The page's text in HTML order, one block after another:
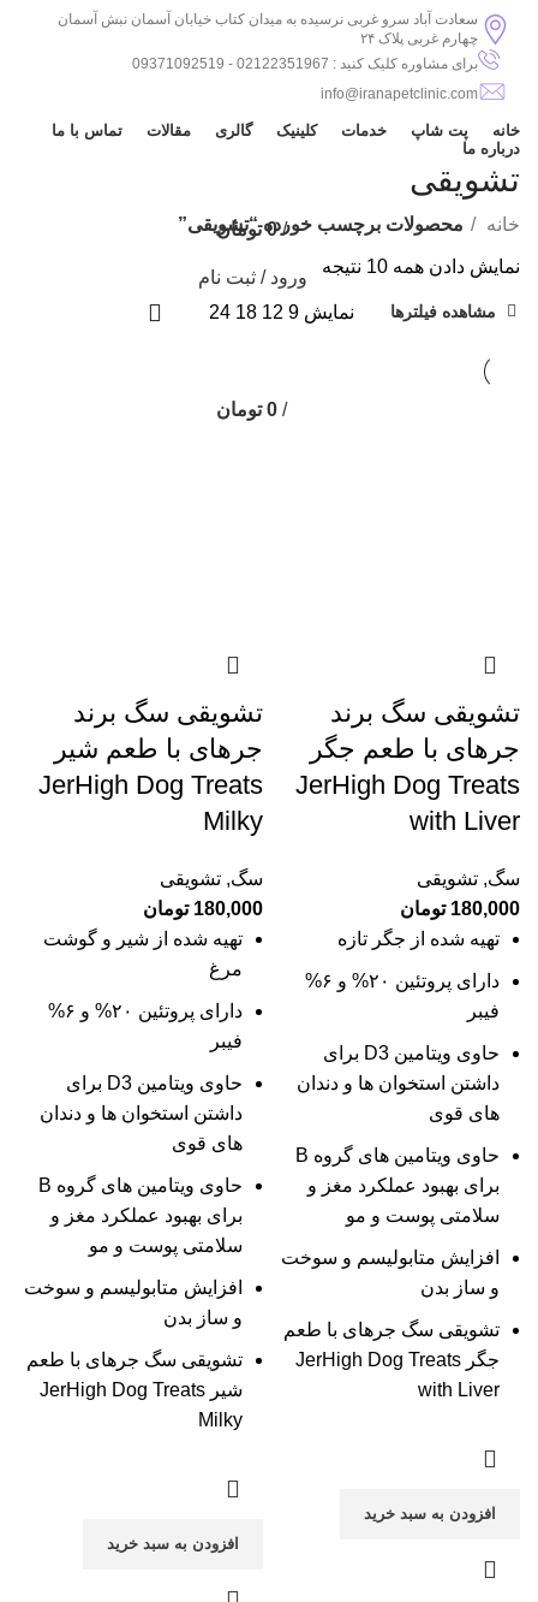
سعادت آباد سرو غربی نرسیده به میدان کتاب خیابان آسمان نبش آسمان
چهارم غربی پلاک ۲۴
برای مشاوره کلیک کنید : 02122351967 - 09371092519
info@iranapetclinic.com
خانه پت شاپ خدمات کلینیک گالری مقالات
تماس با ما
درباره ما
/
0 تومان
ورود / ثبت نام
/
0 تومان
تشویقی
خانه محصولات برچسب خورده “تشویقی”
نمایش دادن همه 10 نتیجه
مشاهده فیلترها نمایش9
12
18
24
تشویقی سگ برند
جرهای با طعم جگر
JerHigh Dog Treats
with Liver
سگ, تشویقی
180,000 تومان
تهیه شده از جگر تازه
دارای پروتئین ۲۰% و ۶%
فیبر
حاوی ویتامین D3 برای
داشتن استخوان ها و دندان
های قوی
حاوی ویتامین های گروه B
برای بهبود عملکرد مغز و
سلامتی پوست و مو
افزایش متابولیسم و سوخت
و ساز بدن
تشویقی سگ جرهای با طعم
جگر JerHigh Dog Treats
with Liver
افزودن به سبد خرید
تشویقی سگ برند
جرهای با طعم شیر
JerHigh Dog Treats
Milky
سگ, تشویقی
180,000 تومان
تهیه شده از شیر و گوشت
مرغ
دارای پروتئین ۲۰% و ۶%
فیبر
حاوی ویتامین D3 برای
داشتن استخوان ها و دندان
های قوی
حاوی ویتامین های گروه B
برای بهبود عملکرد مغز و
سلامتی پوست و مو
افزایش متابولیسم و سوخت
و ساز بدن
تشویقی سگ جرهای با طعم
شیر JerHigh Dog Treats
Milky
افزودن به سبد خرید